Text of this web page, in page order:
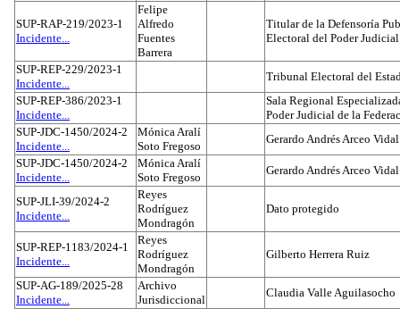
SUP-RAP-219/2023-1
Incidente...
Felipe
Alfredo
Fuentes
Barrera
Titular de la Defensoría
Electoral del Poder
SUP-REP-229/2023-1
Incidente...
Tribunal Electoral del
SUP-REP-386/2023-1
Incidente...
Sala Regional
Poder Judicial de la
SUP-JDC-1450/2024-2
Incidente...
Mónica Aralí
Soto Fregoso
Gerardo Andrés Arceo Vidal
SUP-JDC-1450/2024-2
Incidente...
Mónica Aralí
Soto Fregoso
Gerardo Andrés Arceo Vidal
SUP-JLI-39/2024-2
Incidente...
Reyes
Rodríguez
Mondragón
Dato protegido
SUP-REP-1183/2024-1
Incidente...
Reyes
Rodríguez
Mondragón
Gilberto Herrera Ruiz
SUP-AG-189/2025-28
Incidente...
Archivo
Jurisdiccional
Claudia Valle Aguilasocho